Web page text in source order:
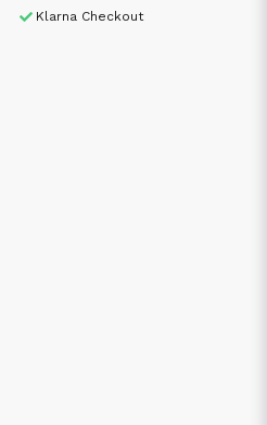
Klarna Checkout